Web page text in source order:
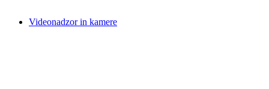
Videonadzor in kamere